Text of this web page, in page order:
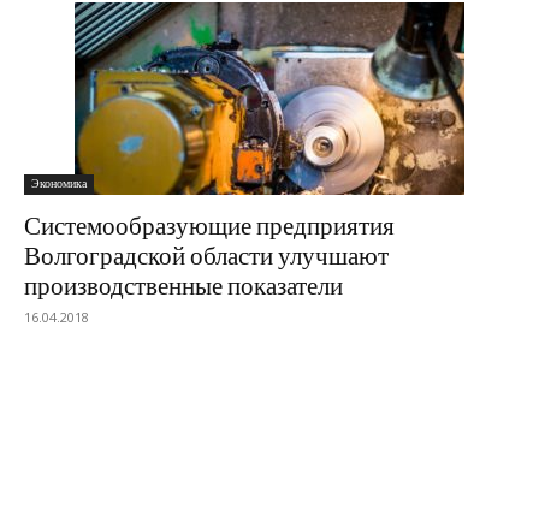
Экономика
Системообразующие предприятия
Волгоградской области улучшают
производственные показатели
16.04.2018